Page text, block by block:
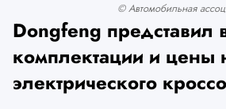
© Автомобильная
Dongfeng представил
комплектации и цены
электрического